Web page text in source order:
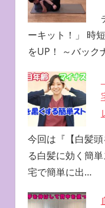
ーキット！」 時
をUP！ ～バック
今回は『【白髪
る白髪に効く簡
宅で簡単に出…